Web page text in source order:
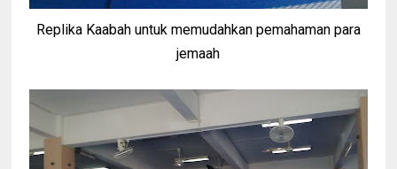
Replika Kaabah untuk memudahkan pemahaman para
jemaah